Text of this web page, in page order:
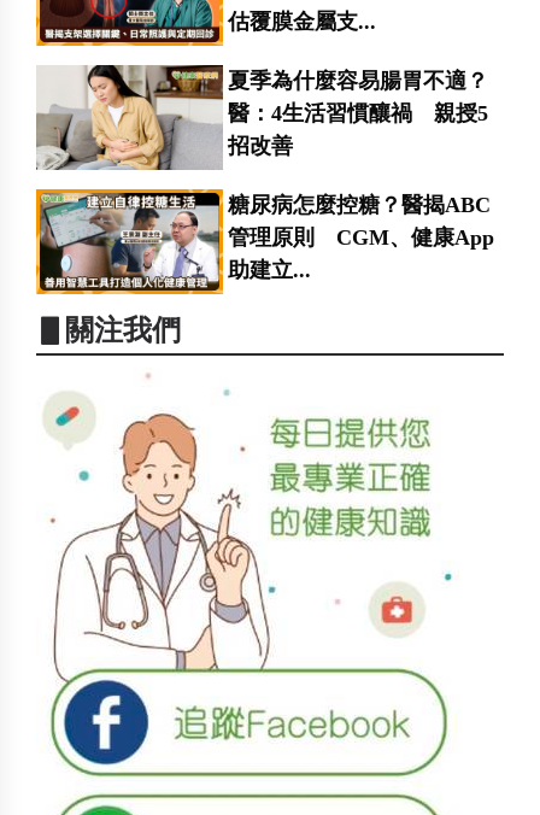
估覆膜金屬支...
夏季為什麼容易腸胃不適？
醫：4生活習慣釀禍 親授5
招改善
糖尿病怎麼控糖？醫揭ABC
管理原則 CGM、健康App
助建立...
▋關注我們